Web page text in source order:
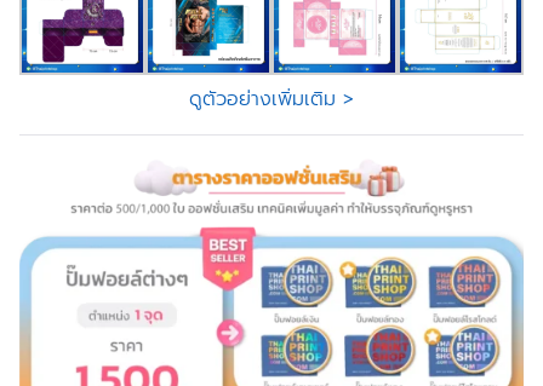
ดูตัวอย่างเพิ่มเติม >